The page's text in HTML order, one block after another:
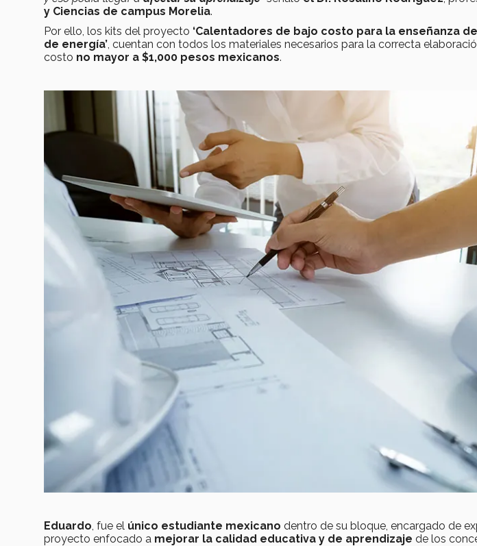
y Ciencias de campus Morelia.
Por ello, los kits del proyecto ‘Calentadores de bajo costo para la enseñanza
de energía’, cuentan con todos los materiales necesarios para la correcta
costo no mayor a $1,000 pesos mexicanos.
Eduardo, fue el único estudiante mexicano dentro de su bloque, encargado de
proyecto enfocado a mejorar la calidad educativa y de aprendizaje de los